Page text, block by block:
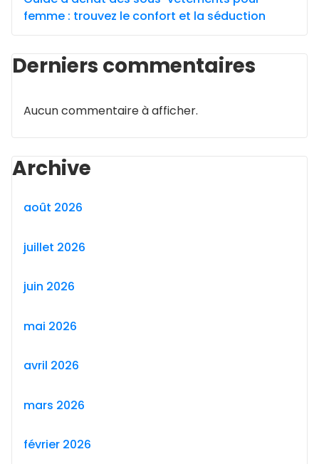
femme : trouvez le confort et la séduction
Derniers commentaires
Aucun commentaire à afficher.
Archive
août 2026
juillet 2026
juin 2026
mai 2026
avril 2026
mars 2026
février 2026